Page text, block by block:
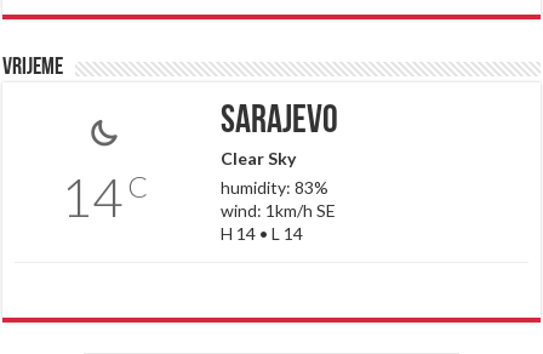
Vrijeme
14C
Sarajevo
Clear Sky
humidity: 83%
wind: 1km/h SE
H 14 • L 14